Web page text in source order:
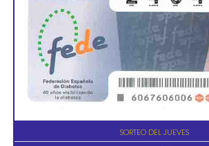
SORTEO DEL JUEVES